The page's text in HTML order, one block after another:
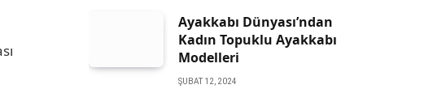
Ayakkabı Dünyası’ndan
Kadın Topuklu Ayakkabı
Modelleri
ŞUBAT 12, 2024